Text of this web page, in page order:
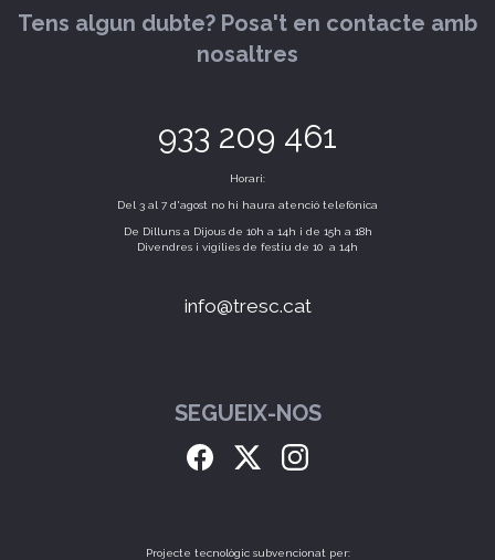
Tens algun dubte? Posa't en contacte amb
nosaltres
933 209 461
Horari:
Del 3 al 7 d'agost no hi haura atenció telefònica
De Dilluns a Dijous de 10h a 14h i de 15h a 18h
Divendres i vigílies de festiu de 10 a 14h
info@tresc.cat
SEGUEIX-NOS
Projecte tecnològic subvencionat per: